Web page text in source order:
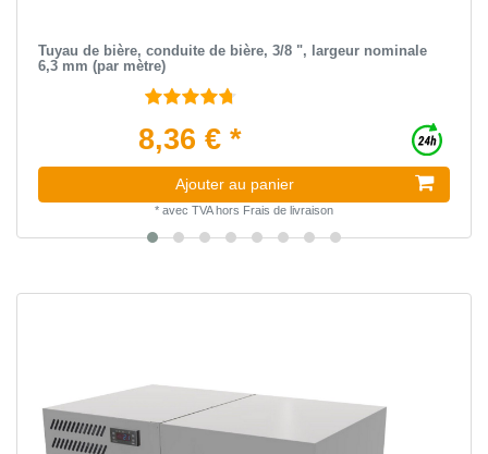
Tuyau de bière, conduite de bière, 3/8 ", largeur nominale
6,3 mm (par mètre)
8,36 € *
Ajouter au panier
* avec TVAhors Frais de livraison